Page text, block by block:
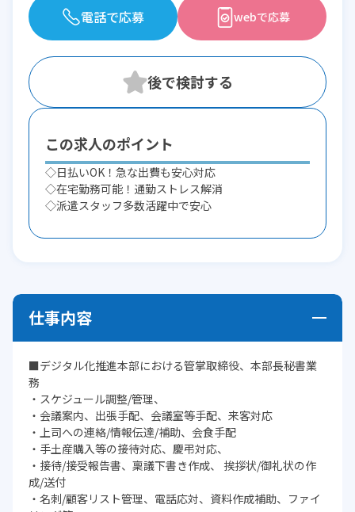
電話で応募 webで応募
この求人のポイント
◇日払いOK！急な出費も安心対応
◇在宅勤務可能！通勤ストレス解消
◇派遣スタッフ多数活躍中で安心
仕事内容
■デジタル化推進本部における管掌取締役、本部長秘書業
務
・スケジュール調整/管理、
・会議案内、出張手配、会議室等手配、来客対応
・上司への連絡/情報伝達/補助、会食手配
・手土産購入等の接待対応、慶弔対応、
・接待/接受報告書、稟議下書き作成、 挨拶状/御礼状の作
成/送付
・名刺/顧客リスト管理、電話応対、資料作成補助、ファイ